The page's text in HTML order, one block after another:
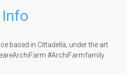
Info
based in Cittadella, under the art
#ArchiFarmfamily